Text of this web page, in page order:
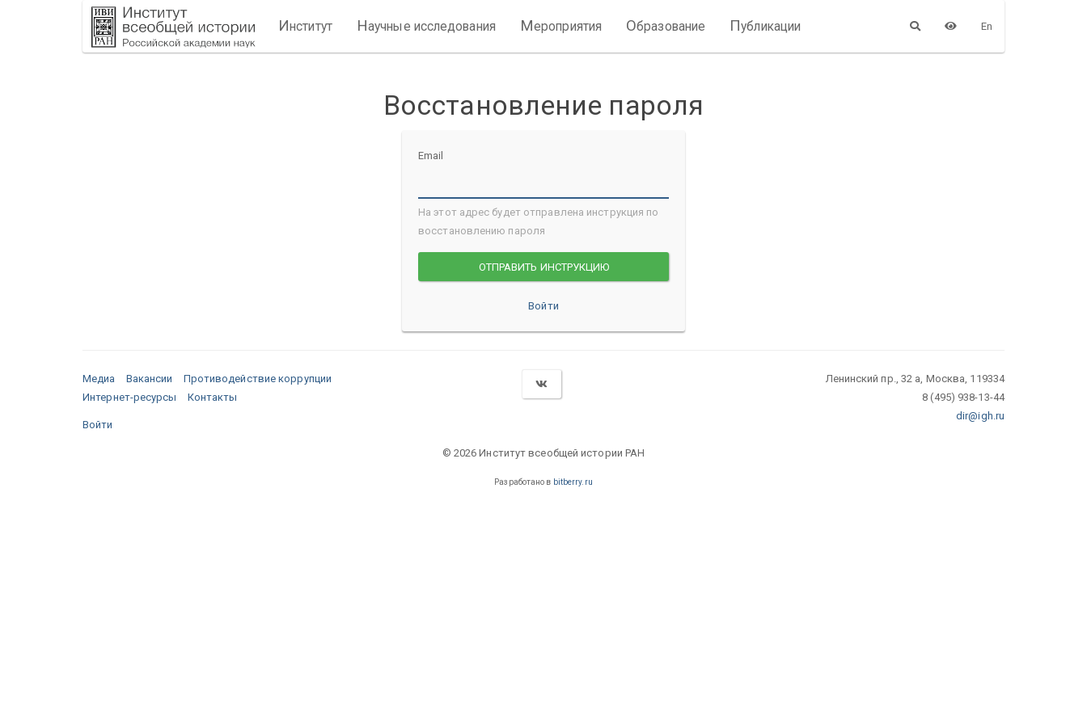
Институт Научные исследования Мероприятия Образование Публикации En
Восстановление пароля
Email
На этот адрес будет отправлена инструкция по
восстановлению пароля
Войти
Медиа Вакансии
Противодействие коррупции
Интернет-ресурсы
Контакты
Войти
Ленинский пр., 32 а, Москва, 119334
8 (495) 938-13-44
dir@igh.ru
© 2026 Институт всеобщей истории РАН
Разработано в bitberry.ru